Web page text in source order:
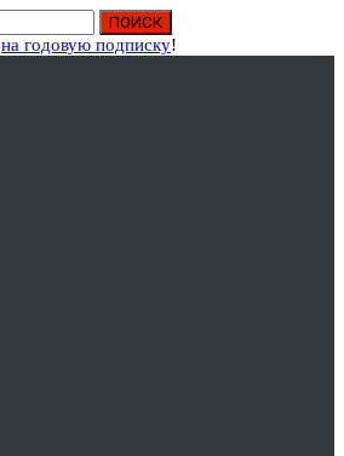
на годовую подписку!